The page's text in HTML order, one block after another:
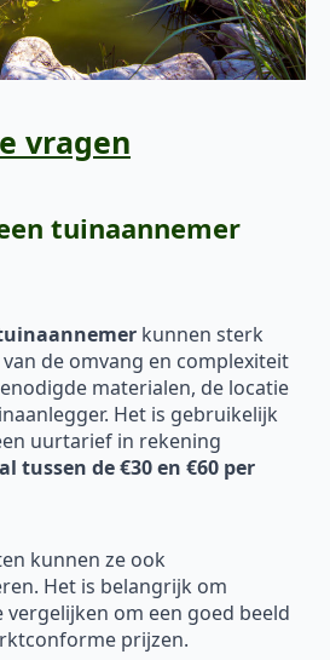
vragen
tuinaannemer
kunnen sterk
de omvang en complexiteit
materialen, de locatie
Het is gebruikelijk
uurtarief in rekening
tussen de €30 en €60 per
kunnen ze ook
Het is belangrijk om
om een goed beeld
prijzen.